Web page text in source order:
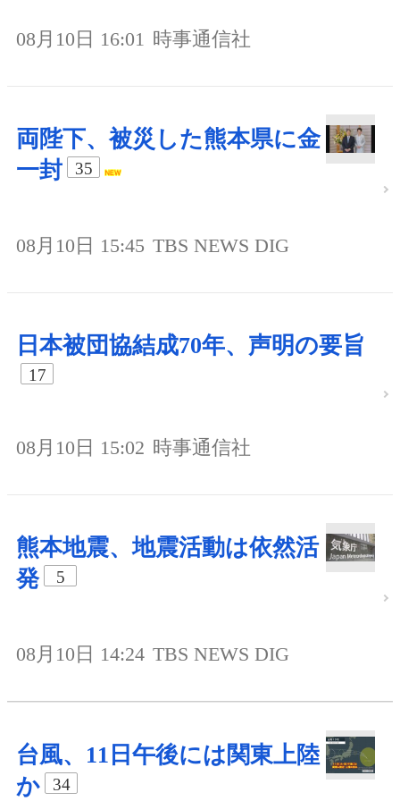
08月10日 16:01 時事通信社
両陛下、被災した熊本県に金
一封
35
08月10日 15:45 TBS NEWS DIG
日本被団協結成70年、声明の要旨
17
08月10日 15:02 時事通信社
熊本地震、地震活動は依然活
発
5
08月10日 14:24 TBS NEWS DIG
台風、11日午後には関東上陸
か
34